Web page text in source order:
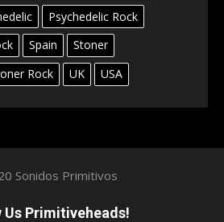
Psychedelic Rock
Spain
Stoner
Rock UK USA
Sonidos Primitivos
Us Primitiveheads!